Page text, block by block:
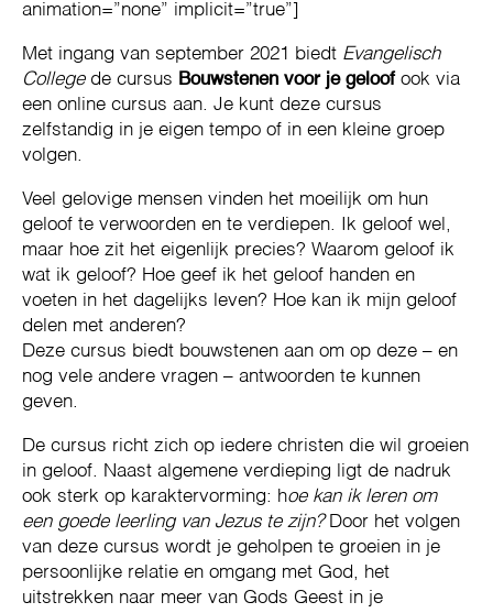
animation=”none” implicit=”true”]
Met ingang van september 2021 biedt Evangelisch
Collegede cursus Bouwstenen voor je geloofook via
een online cursus aan. Je kunt deze cursus
zelfstandig in je eigen tempo of in een kleine groep
volgen.
Veel gelovige mensen vinden het moeilijk om hun
geloof te verwoorden en te verdiepen. Ik geloof wel,
maar hoe zit het eigenlijk precies? Waarom geloof ik
wat ik geloof? Hoe geef ik het geloof handen en
voeten in het dagelijks leven? Hoe kan ik mijn geloof
delen met anderen?
Deze cursus biedt bouwstenen aan om op deze – en
nog vele andere vragen – antwoorden te kunnen
geven.
De cursus richt zich op iedere christen die wil groeien
in geloof. Naast algemene verdieping ligt de nadruk
ook sterk op karaktervorming: hoe kan ik leren om
een goede leerling van Jezus te zijn? Door het volgen
van deze cursus wordt je geholpen te groeien in je
persoonlijke relatie en omgang met God, het
uitstrekken naar meer van Gods Geest in je